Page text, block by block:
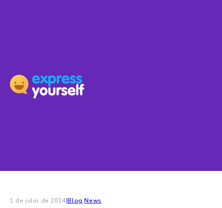
1 de julio de 2014|Blog,News